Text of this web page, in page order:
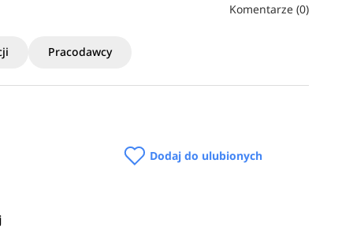
Komentarze (0)
Pracodawcy
Dodaj do ulubionych